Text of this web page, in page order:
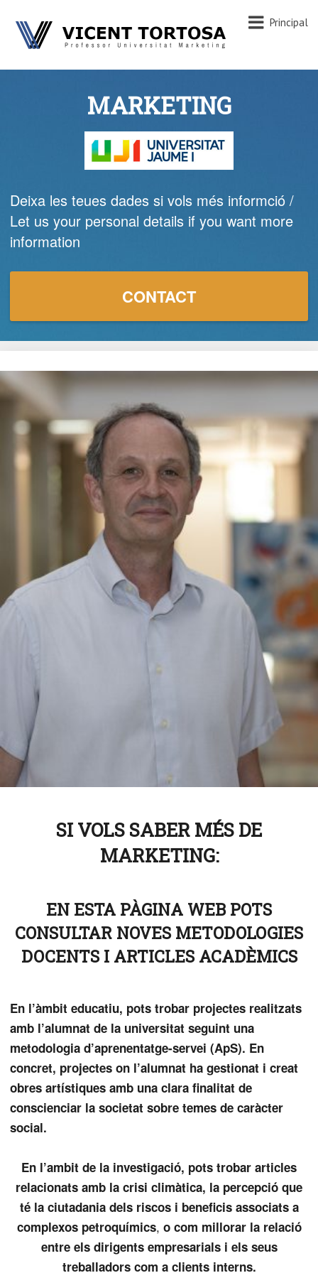
Principal
MARKETING
Deixa les teues dades si vols més informció /
Let us your personal details if you want more
information
CONTACT
SI VOLS SABER MÉS DE
MARKETING:
EN ESTA PÀGINA WEB POTS
CONSULTAR NOVES METODOLOGIES
DOCENTS I ARTICLES ACADÈMICS
En l’àmbit educatiu, pots trobar projectes realitzats
amb l’alumnat de la universitat seguint una
metodologia d’aprenentatge-servei (ApS). En
concret, projectes on l’alumnat ha gestionat i creat
obres artístiques amb una clara finalitat de
conscienciar la societat sobre temes de caràcter
social.
En l’ambit de la investigació, pots trobar articles
relacionats amb la crisi climàtica, la percepció que
té la ciutadania dels riscos i beneficis associats a
complexos petroquímics, o com millorar la relació
entre els dirigents empresarials i els seus
treballadors com a clients interns.